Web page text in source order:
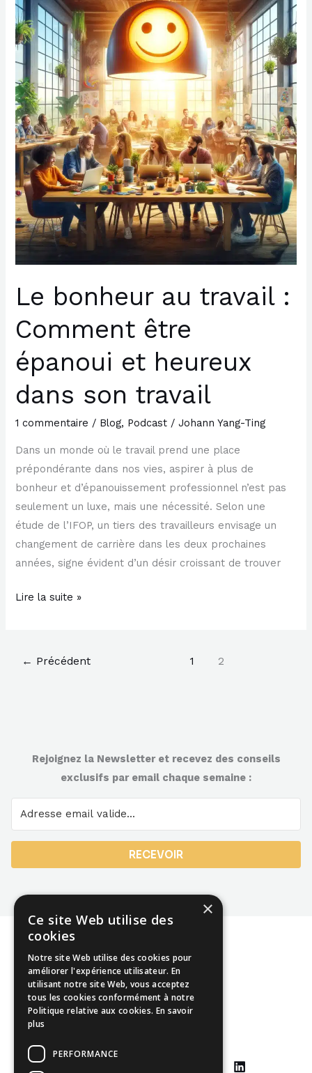
Le bonheur au travail :
Comment être
épanoui et heureux
dans son travail
1 commentaire / Blog, Podcast /Johann Yang-Ting
Dans un monde où le travail prend une place
prépondérante dans nos vies, aspirer à plus de
bonheur et d’épanouissement professionnel n’est pas
seulement un luxe, mais une nécessité. Selon une
étude de l’IFOP, un tiers des travailleurs envisage un
changement de carrière dans les deux prochaines
années, signe évident d’un désir croissant de trouver
bonheur
au
travail
:
Comment
être
épanoui
et
heureux
dans
son
travail
Lire la suite »
← Précédent 1 2
Rejoignez la Newsletter et recevez des conseils
exclusifs par email chaque semaine :
RECEVOIR
Mentions légales
CGU
×
Ce site Web utilise des
cookies
Notre site Web utilise des cookies pour
améliorer l'expérience utilisateur. En
utilisant notre site Web, vous acceptez
tous les cookies conformément à notre
Politique relative aux cookies. En savoir
plus
PERFORMANCE